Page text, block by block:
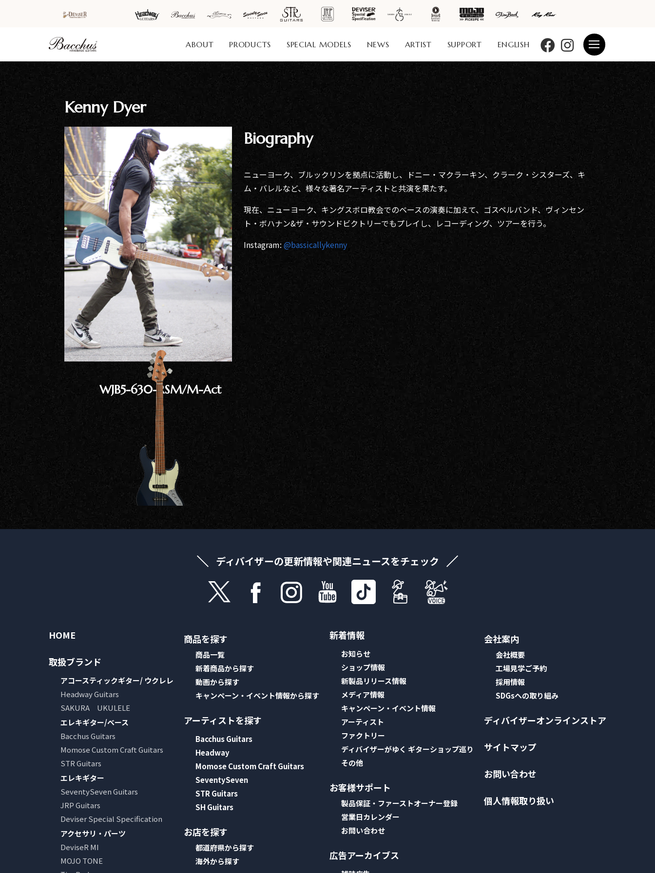
ABOUT PRODUCTS SPECIAL MODELS NEWS ARTIST SUPPORT ENGLISH
HOME
アコースティッ
クギター/ ウク
レレ
Headway
Guitars
SAKURA
UKULELE
エレキギター/
ベース
Bacchus
Guitars
Momose
Custom Craft
STR Guitars
エレキギター
SeventySeven
Guitars
JRP Guitars
Deviser
Specification
パーツ
商品一覧
新着商品から探
動画から探す
キャンペーン・
イベント情報か
ら探す
アーティストを
探す
Bacchus
Guitars
Headway
Momose
Custom Craft
Guitars
SeventySeven
STR Guitars
SH Guitars
お店を探す
都道府県から探
す
海外から探す
お知ら
ショッ
プ情報
新製品
リリー
ス情報
メディ
ア情報
キャン
ペー
ン・イ
ベント
アー
ティス
ファク
トリー
ディバ
イザー
ショッ
サポー
ト
オー
営業日
お問い
広告
アーカ
イブス
雑誌広
グ・
フレッ
雑誌掲
会社案
会社
概要
工場
見学
ご予
約
採用
情報
SDGs
への
取り
組み
ディバ
イザー
オンラ
インス
トア
サイト
お問い
Kenny Dyer
Biography
ニューヨーク、ブルックリンを拠点に活動し、ドニー・マクラーキン、クラーク・シスターズ、キ
ム・バレルなど、様々な著名アーティストと共演を果たす。
現在、ニューヨーク、キングスボロ教会でのベースの演奏に加えて、ゴスペルバンド、ヴィンセン
ト・ボハナン&ザ・サウンドビクトリーでもプレイし、レコーディング、ツアーを行う。
Instagram: @bassicallykenny
WJB5-630-RSM/M-Act
ディバイザーの更新情報や関連ニュースをチェック
HOME
取扱ブランド
アコースティックギター/ ウクレレ
Headway Guitars
SAKURA UKULELE
エレキギター/ベース
Bacchus Guitars
Momose Custom Craft Guitars
STR Guitars
エレキギター
SeventySeven Guitars
JRP Guitars
Deviser Special Specification
アクセサリ・パーツ
DeviseR MI
MOJO TONE
商品を探す
商品一覧
新着商品から探す
動画から探す
キャンペーン・イベント情報から探す
アーティストを探す
Bacchus Guitars
Headway
Momose Custom Craft Guitars
SeventySeven
STR Guitars
SH Guitars
お店を探す
都道府県から探す
海外から探す
新着情報
お知らせ
ショップ情報
新製品リリース情報
メディア情報
キャンペーン・イベント情報
アーティスト
ファクトリー
ディバイザーがゆく ギターショップ巡り
その他
お客様サポート
製品保証・ファーストオーナー登録
営業日カレンダー
お問い合わせ
広告アーカイブス
会社案内
会社概要
工場見学ご予約
採用情報
SDGsへの取り組み
ディバイザーオンラインストア
サイトマップ
お問い合わせ
個人情報取り扱い